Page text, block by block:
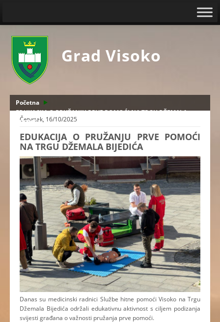
Grad Visoko
Početna
EDUKACIJA O PRUŽANJU PRVE POMOĆI NA TRGU DŽEMALA
BIJEDIĆA
Četvrtak, 16/10/2025
EDUKACIJA O PRUŽANJU PRVE POMOĆI
NA TRGU DŽEMALA BIJEDIĆA
Danas su medicinski radnici Službe hitne pomoći Visoko na Trgu
Džemala Bijedića održali edukativnu aktivnost s ciljem podizanja
svijesti građana o važnosti pružanja prve pomoći.